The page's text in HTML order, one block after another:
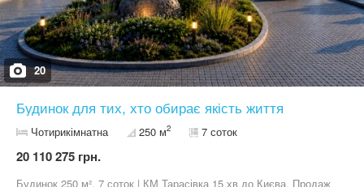
20
Будинок для тих, хто обирає якість життя
Чотирикімнатна 250 м2 7 соток
20 110 275 грн.
Будинок 250 м², 7 соток | КМ Тарасівка 15 хв до Києва. Продаж